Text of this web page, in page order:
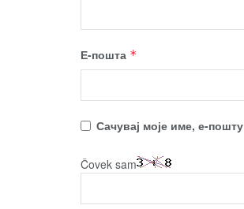
Е-пошта *
Сачувај моје име, е-
Čovek sam